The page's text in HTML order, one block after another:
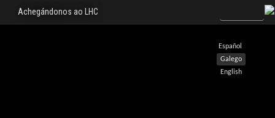
Español
Galego
English
Achegándonos ao LHC